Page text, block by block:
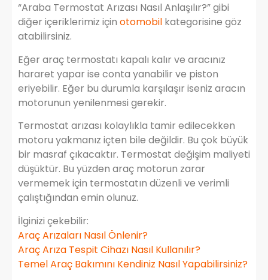
“Araba Termostat Arızası Nasıl Anlaşılır?” gibi
diğer içeriklerimiz için otomobil kategorisine göz
atabilirsiniz.
Eğer araç termostatı kapalı kalır ve aracınız
hararet yapar ise conta yanabilir ve piston
eriyebilir. Eğer bu durumla karşılaşır iseniz aracın
motorunun yenilenmesi gerekir.
Termostat arızası kolaylıkla tamir edilecekken
motoru yakmanız içten bile değildir. Bu çok büyük
bir masraf çıkacaktır. Termostat değişim maliyeti
düşüktür. Bu yüzden araç motorun zarar
vermemek için termostatın düzenli ve verimli
çalıştığından emin olunuz.
İlginizi çekebilir:
Araç Arızaları Nasıl Önlenir?
Araç Arıza Tespit Cihazı Nasıl Kullanılır?
Temel Araç Bakımını Kendiniz Nasıl Yapabilirsiniz?